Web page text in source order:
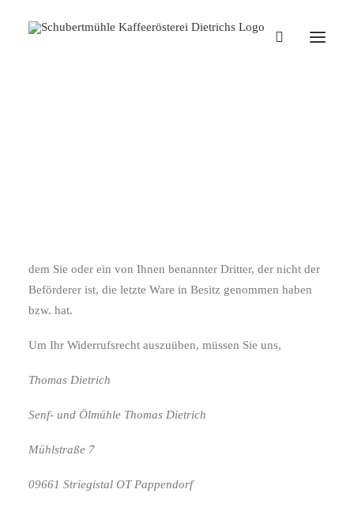
dem Sie oder ein von Ihnen benannter Dritter, der nicht der
Beförderer ist, die letzte Ware in Besitz genommen haben
bzw. hat.
Um Ihr Widerrufsrecht auszuüben, müssen Sie uns,
Thomas Dietrich
Senf- und Ölmühle Thomas Dietrich
Mühlstraße 7
09661 Striegistal OT Pappendorf